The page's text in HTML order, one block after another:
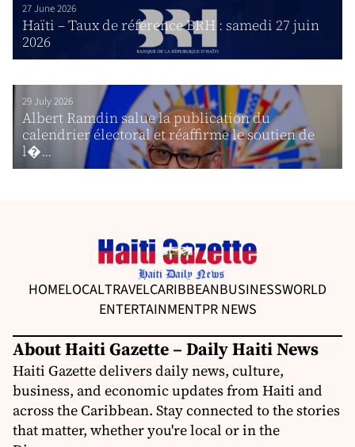
27 June 2026
Haïti – Taux de référence BRH : samedi 27 juin
2026
29 July 2026
Albert Ramdin salue la publication du
calendrier électoral et réaffirme le soutien de
l�...
HOMELOCALTRAVELCARIBBEANBUSINESSWORLD
ENTERTAINMENTPR NEWS
About Haiti Gazette – Daily Haiti News
Haiti Gazette delivers daily news, culture,
business, and economic updates from Haiti and
across the Caribbean. Stay connected to the stories
that matter, whether you're local or in the